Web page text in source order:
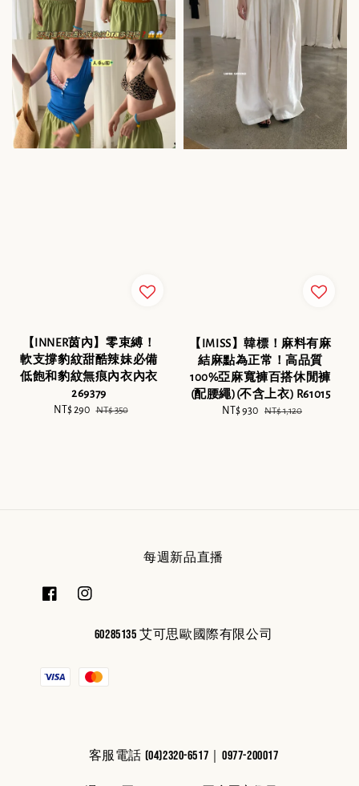
【INNER茵內】零束縛！
軟支撐豹紋甜酷辣妹必備
低飽和豹紋無痕內衣內衣
269379
Sale
NT$ 290 Regular
NT$ 350
【IMISS】韓標！麻料有麻
結麻點為正常！高品質
100%亞麻寬褲百搭休閒褲
(配腰繩)(不含上衣) R61015
Sale
NT$ 930 Regular
NT$ 1,120
每週新品直播
60285135 艾可思歐國際有限公司
客服電話 (04)2320-6517｜0977-200017